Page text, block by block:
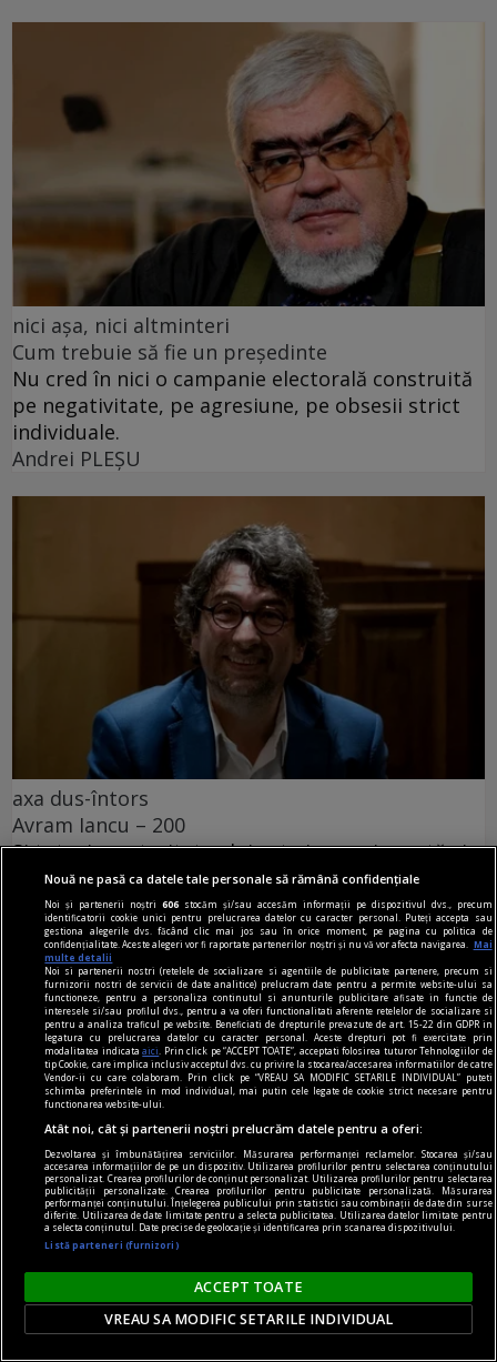
nici așa, nici altminteri
Cum trebuie să fie un președinte
Nu cred în nici o campanie electorală construită
pe negativitate, pe agresiune, pe obsesii strict
individuale.
Andrei PLEŞU
axa dus-întors
Avram Iancu – 200
Și totuși, posteritatea lui este impresionantă și
oricine mai simte românește nu poate să nu
simtă o înaltă emoție gîndindu-se la el.
Sever VOINESCU
accent pe istorie
Lech Walesa, din istorie și din prezent
Stocul pare limitat, istoria continuă.
Nouă ne pasă ca datele tale personale să rămână confidențiale
Noi și partenerii noștri606 stocăm și/sau accesăm informații pe dispozitivul dvs., precum
identificatorii cookie unici pentru prelucrarea datelor cu caracter personal. Puteți accepta sau
gestiona alegerile dvs. făcând clic mai jos sau în orice moment, pe pagina cu politica de
confidențialitate. Aceste alegeri vor fi raportate partenerilor noștri și nu vă vor afecta navigarea.
Mai
multe detalii
Noi si partenerii nostri (retelele de socializare si agentiile de publicitate partenere, precum si
furnizorii nostri de servicii de date analitice) prelucram date pentru a permite website-ului sa
functioneze, pentru a personaliza continutul si anunturile publicitare afisate in functie de
interesele si/sau profilul dvs., pentru a va oferi functionalitati aferente retelelor de socializare si
pentru a analiza traficul pe website. Beneficiati de drepturile prevazute de art. 15-22 din GDPR in
legatura cu prelucrarea datelor cu caracter personal. Aceste drepturi pot fi exercitate prin
modalitatea indicataaici
. Prin click pe “ACCEPT TOATE”, acceptati folosirea tuturor Tehnologiilor de
tip Cookie, care implica inclusiv acceptul dvs. cu privire la stocarea/accesarea informatiilor de catre
Vendor-ii cu care colaboram. Prin click pe “VREAU SA MODIFIC SETARILE INDIVIDUAL” puteti
schimba preferintele in mod individual, mai putin cele legate de cookie strict necesare pentru
functionarea website-ului.
Atât noi, cât și partenerii noștri prelucrăm datele pentru a oferi:
Dezvoltarea și îmbunătățirea serviciilor. Măsurarea performanței reclamelor. Stocarea și/sau
accesarea informațiilor de pe un dispozitiv. Utilizarea profilurilor pentru selectarea conținutului
personalizat. Crearea profilurilor de conținut personalizat. Utilizarea profilurilor pentru selectarea
publicității personalizate. Crearea profilurilor pentru publicitate personalizată. Măsurarea
performanței conținutului. Înțelegerea publicului prin statistici sau combinații de date din surse
diferite. Utilizarea de date limitate pentru a selecta publicitatea. Utilizarea datelor limitate pentru
a selecta conținutul. Date precise de geolocație și identificarea prin scanarea dispozitivului.
Listă parteneri (furnizori)
ACCEPT TOATE
VREAU SA MODIFIC SETARILE INDIVIDUAL